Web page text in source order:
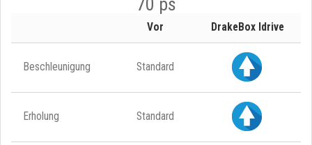
Vor DrakeBox Idrive
Beschleunigung Standard
Erholung Standard